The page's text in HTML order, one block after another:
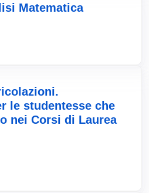
Matematica
le studentesse che
nei Corsi di Laurea